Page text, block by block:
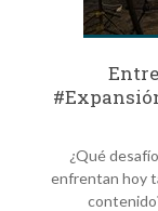
¿Qué
enfrentan hoy